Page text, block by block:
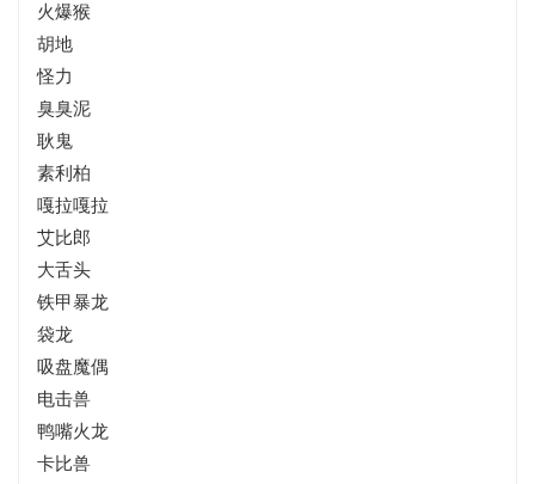
火爆猴
胡地
怪力
臭臭泥
耿鬼
素利柏
嘎拉嘎拉
艾比郎
大舌头
铁甲暴龙
袋龙
吸盘魔偶
电击兽
鸭嘴火龙
卡比兽